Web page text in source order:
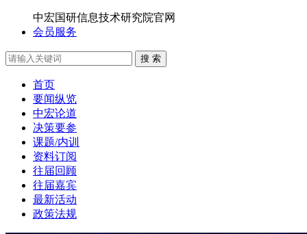
中宏国研信息技术研究院官网
会员服务
搜 索
首页
要闻纵览
中宏论道
决策要参
课题/内训
资料订阅
往届回顾
往届嘉宾
最新活动
政策法规